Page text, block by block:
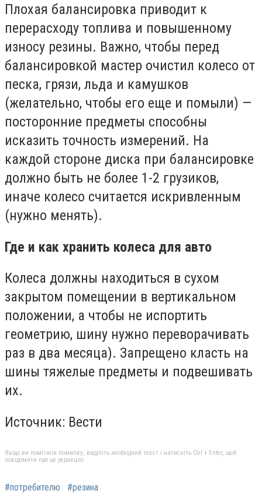
Плохая балансировка приводит к
перерасходу топлива и повышенному
износу резины. Важно, чтобы перед
балансировкой мастер очистил колесо от
песка, грязи, льда и камушков
(желательно, чтобы его еще и помыли) —
посторонние предметы способны
исказить точность измерений. На
каждой стороне диска при балансировке
должно быть не более 1-2 грузиков,
иначе колесо считается искривленным
(нужно менять).
Где и как хранить колеса для авто
Колеса должны находиться в сухом
закрытом помещении в вертикальном
положении, а чтобы не испортить
геометрию, шину нужно переворачивать
раз в два месяца). Запрещено класть на
шины тяжелые предметы и подвешивать
их.
Источник: Вести
Якщо ви помітили помилку, виділіть необхідний текст і натисніть Ctrl + Enter, щоб
повідомити про це редакцію
#потребителю #резина